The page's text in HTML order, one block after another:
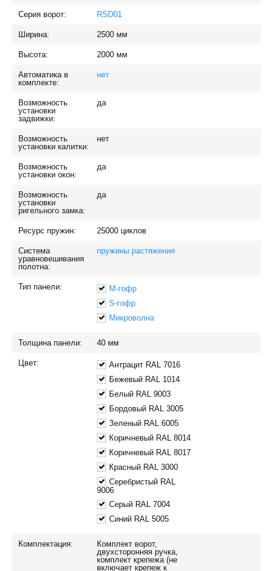
Серия ворот: RSD01
Ширина: 2500 мм
Высота: 2000 мм
Автоматика в
комплекте:
нет
Возможность
установки
задвижки:
да
Возможность
установки калитки:
нет
Возможность
установки окон:
да
Возможность
установки
ригельного замка:
да
Ресурс пружин: 25000 циклов
Система
уравновешивания
полотна:
пружины растяжения
Тип панели:
M-гофр
S-гофр
Микроволна
Толщина панели: 40 мм
Цвет:
Антрацит RAL 7016
Бежевый RAL 1014
Белый RAL 9003
Бордовый RAL 3005
Зеленый RAL 6005
Коричневый RAL 8014
Коричневый RAL 8017
Красный RAL 3000
Серебристый RAL
9006
Серый RAL 7004
Синий RAL 5005
Комплектация:
Комплект ворот,
двухсторонняя ручка,
комплект крепежа (не
включает крепеж к